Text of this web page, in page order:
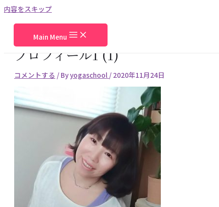
内容をスキップ
Main Menu
プロフィール1 (1)
コメントする / Byyogaschool / 2020年11月24日